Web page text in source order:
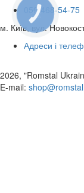
050 468-54-75
м. Київ, вул.
Адреси і
2026, "Romstal
​E-mail:
КНОПКА
ЗВ'ЯЗКУ